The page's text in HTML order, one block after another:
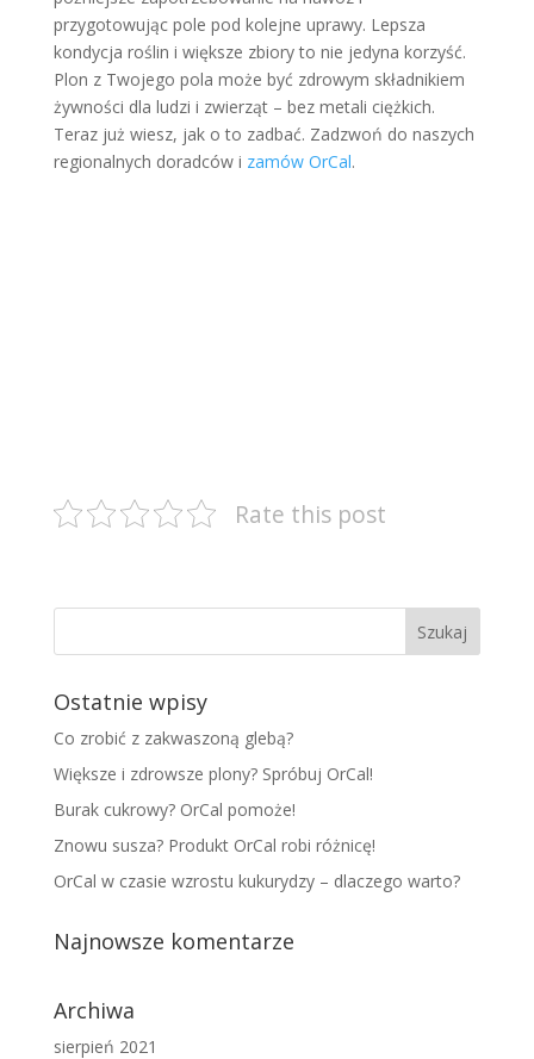
przygotowując pole pod kolejne uprawy. Lepsza
kondycja roślin i większe zbiory to nie jedyna korzyść.
Plon z Twojego pola może być zdrowym składnikiem
żywności dla ludzi i zwierząt – bez metali ciężkich.
Teraz już wiesz, jak o to zadbać. Zadzwoń do naszych
regionalnych doradców i zamów OrCal.
Rate this post
Ostatnie wpisy
Co zrobić z zakwaszoną glebą?
Większe i zdrowsze plony? Spróbuj OrCal!
Burak cukrowy? OrCal pomoże!
Znowu susza? Produkt OrCal robi różnicę!
OrCal w czasie wzrostu kukurydzy – dlaczego warto?
Najnowsze komentarze
Archiwa
sierpień 2021